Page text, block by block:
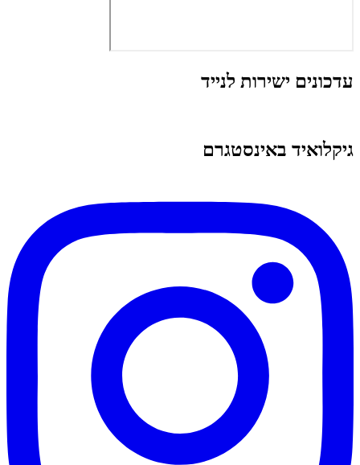
עדכונים ישירות לנייד
גיקלואיד באינסטגרם